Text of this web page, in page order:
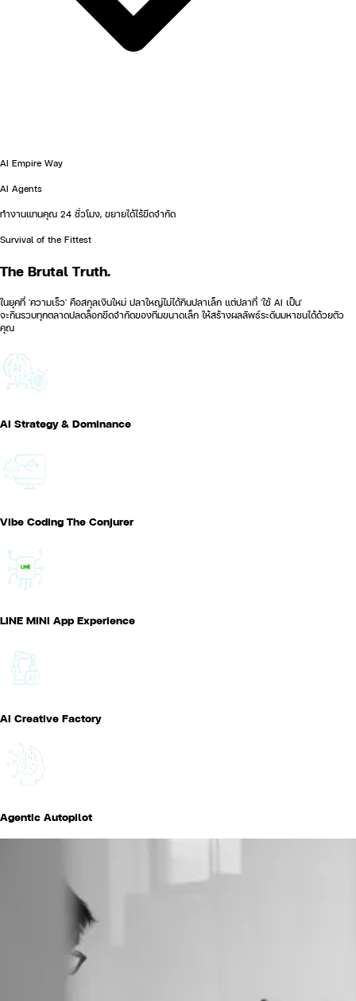
AI Empire Way
AI Agents
ทำงานแทนคุณ 24 ชั่วโมง, ขยายได้ไร้ขีดจำกัด
Survival of the Fittest
The Brutal Truth.
ในยุคที่ 'ความเร็ว' คือสกุลเงินใหม่ ปลาใหญ่ไม่ได้กินปลาเล็ก แต่ปลาที่ 'ใช้ AI เป็น'
จะกินรวบทุกตลาดปลดล็อกขีดจำกัดของทีมขนาดเล็ก ให้สร้างผลลัพธ์ระดับมหาชนได้ด้วยตัว
คุณ
AI Strategy & Dominance
Vibe Coding The Conjurer
LINE MINI App Experience
AI Creative Factory
Agentic Autopilot